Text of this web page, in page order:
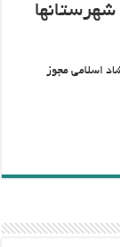
اسلامی مجوز